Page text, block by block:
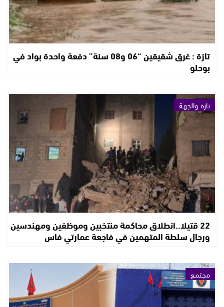
تازة : غرق شقيقين “06 و08 سنة” دفعة واحدة بواد في
بوحلو
تازة والجهة
22 قتيلا..انطلاق محاكمة منتخبين وموظفين ومهندسين
ورجال سلطة المتهمين في فاجعة عمارتي فاس
مجتمع